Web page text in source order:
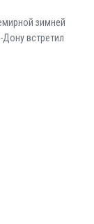
зимней
встретил